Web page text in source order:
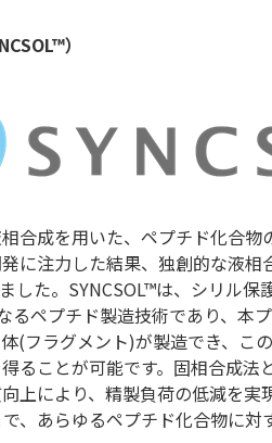
）
合成を用いた、ペプチド化合物
に注力した結果、独創的な液相
した。SYNCSOL™は、シリル
ペプチド製造技術であり、本
(フラグメント)が製造でき、こ
ることが可能です。固相合成法
上により、精製負荷の低減を実
、あらゆるペプチド化合物に